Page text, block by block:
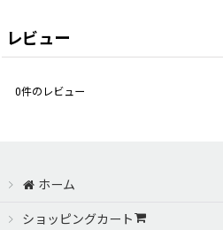
レビュー
0件のレビュー
ホーム
ショッピングカート